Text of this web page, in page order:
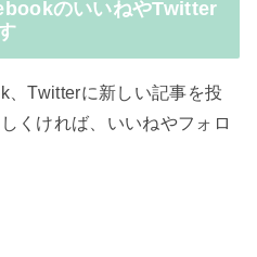
のいいねやTwitter
、Twitterに新しい記事を投
くければ、いいねやフォロ